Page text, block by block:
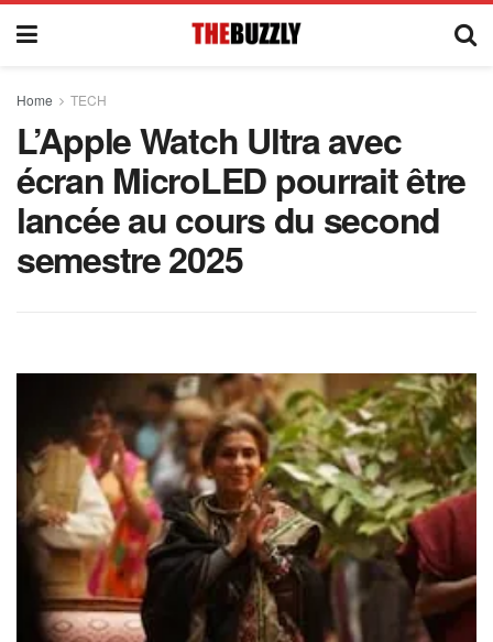
Home TECH
L’Apple Watch Ultra avec
écran MicroLED pourrait être
lancée au cours du second
semestre 2025